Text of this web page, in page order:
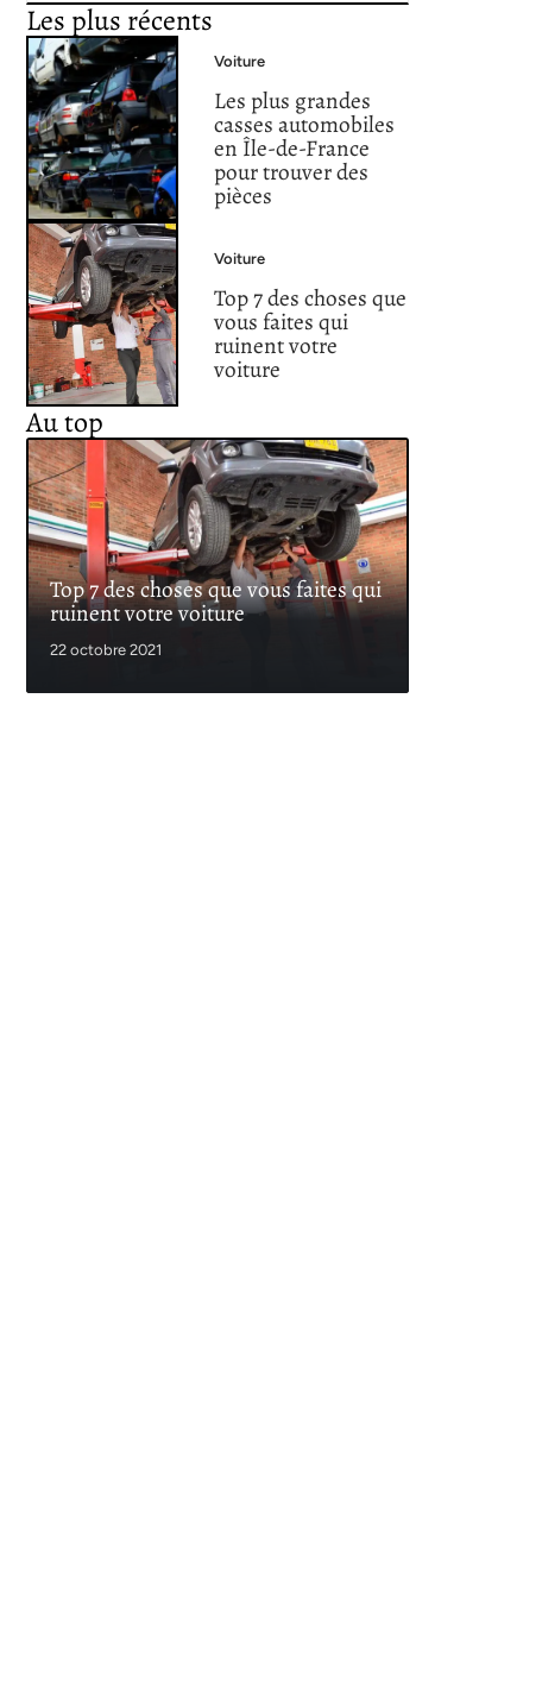
Les plus récents
Voiture
Les plus grandes
casses automobiles
en Île-de-France
pour trouver des
pièces
Voiture
Top 7 des choses que
vous faites qui
ruinent votre
voiture
Au top
Top 7 des choses que vous faites qui
ruinent votre voiture
22 octobre 2021